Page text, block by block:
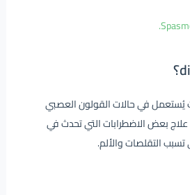
يُستعمل في حالات القولون العصبي
بعض الاضطرابات التي تحدث في
تسبب التقلصات والألم.